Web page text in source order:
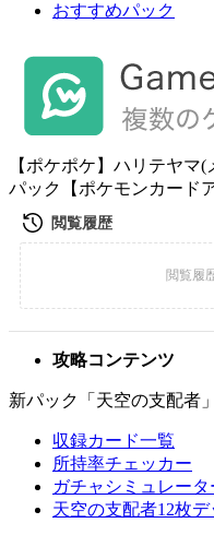
おすすめパック
【ポケポケ】ハリテヤマ
パック【ポケモンカード
攻略コンテンツ
新パック「天空の支配者」
収録カード一覧
所持率チェッカー
ガチャシミュレータ
天空の支配者12枚デ